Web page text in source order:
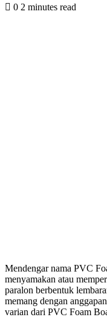
0 2 minutes read
Mendengar nama PVC
menyamakan atau
paralon berbentuk
memang dengan
varian dari PVC Foam